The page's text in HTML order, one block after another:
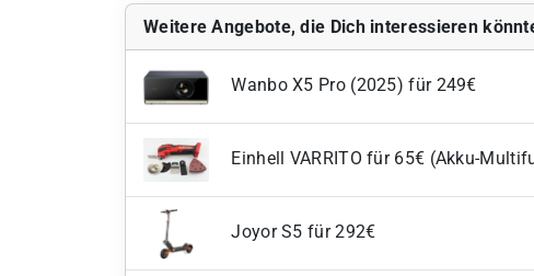
Weitere Angebote, die Dich interessieren
Wanbo X5 Pro (2025) für 249€
Einhell VARRITO für 65€ (Akku-
Joyor S5 für 292€